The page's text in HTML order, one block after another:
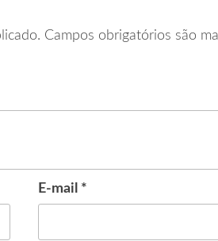
Campos obrigatórios são
E-mail *